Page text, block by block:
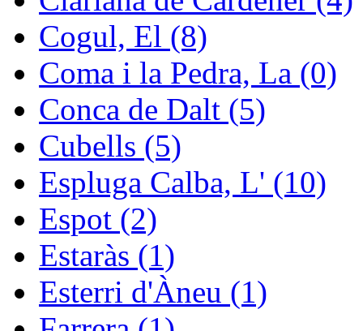
Cogul, El (8)
Coma i la Pedra, La (0)
Conca de Dalt (5)
Cubells (5)
Espluga Calba, L' (10)
Espot (2)
Estaràs (1)
Esterri d'Àneu (1)